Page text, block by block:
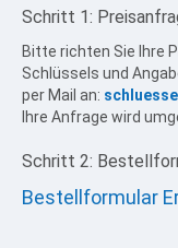
Beratung
Tresor /
Schritt 1:
Bitte richten Sie Ihre
Schlüssels und
per Mail an:
Ihre Anfrage wird
Schritt 2:
Bestellformular